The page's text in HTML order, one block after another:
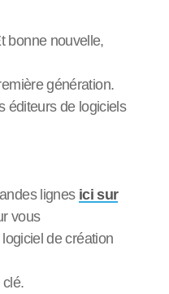
bonne nouvelle,
génération.
éditeurs de logiciels
lignes ici sur
vous
de création
clé.